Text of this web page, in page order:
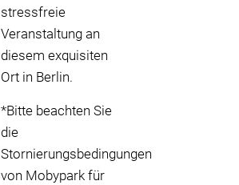
stressfreie
Veranstaltung an
diesem exquisiten
Ort in Berlin.
*Bitte beachten Sie
die
Stornierungsbedingungen
von Mobypark für